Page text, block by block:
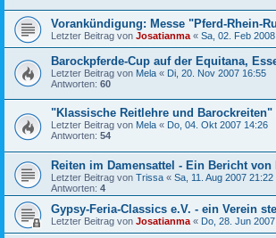
Vorankündigung: Messe "Pferd-Rhein-
Letzter Beitrag von Josatianma « Sa, 02. Feb
Barockpferde-Cup auf der Equitana,
Letzter Beitrag von Mela « Di, 20. Nov 2007 16:55
Antworten: 60
"Klassische Reitlehre und Barockreiten"
Letzter Beitrag von Mela « Do, 04. Okt 2007 14:26
Antworten: 54
Reiten im Damensattel - Ein Bericht
Letzter Beitrag von Trissa « Sa, 11. Aug 2007 21:22
Antworten: 4
Gypsy-Feria-Classics e.V. - ein Verein
Letzter Beitrag von Josatianma « Do, 28. Jun